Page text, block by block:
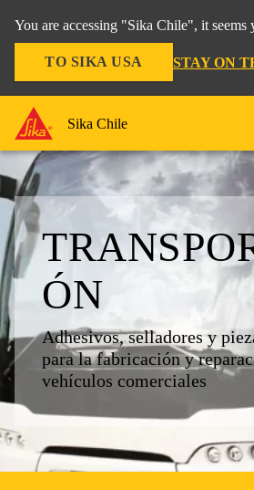
You are accessing "Sika Chile", it
TO SIKA USA STAY ON
Sika Chile
ÓN
Adhesivos, selladores y
para la fabricación y
vehículos comerciales